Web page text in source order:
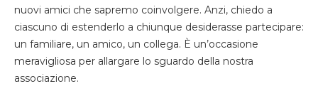
nuovi amici che sapremo coinvolgere. Anzi, chiedo a
ciascuno di estenderlo a chiunque desiderasse partecipare:
un familiare, un amico, un collega. È un’occasione
meravigliosa per allargare lo sguardo della nostra
associazione.